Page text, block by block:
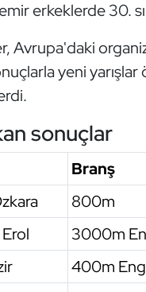
erkeklerde 30.
Avrupa'daki
yeni
sonuçlar
Branş
800m
3000m
400m